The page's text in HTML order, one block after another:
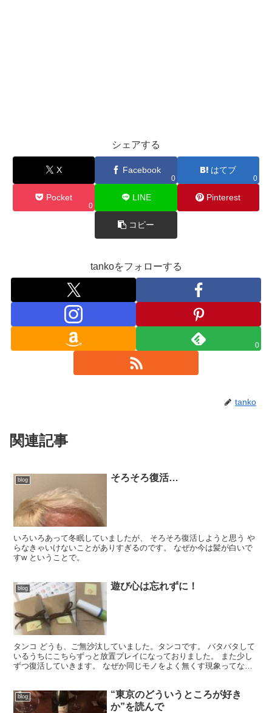
シェアする
X Facebook
0
はてブ
0
Pocket
0
LINE Pinterest
コピー
tankoをフォローする
0
tanko
関連記事
blog そろそろ復活…
いろいろあって冬眠していましたが、 そろそろ復活しようと思う や
らなきゃいけないことがありすぎるのです。 なぜか今は髪が白いで
すw ということで。
blog 遊び心は忘れずに！
タンコ どうも、ご無沙汰していました。タンコです。 バタバタして
いるうちにこちらずっと放置プレイになっておりました。 また少し
ずつ復活していきます。 なぜか同じモノをよく無くす現象ってない
blog
“東京のどういうところが好き
か”を読んで